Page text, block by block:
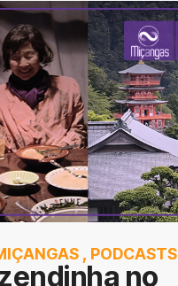
, PODCASTS
no